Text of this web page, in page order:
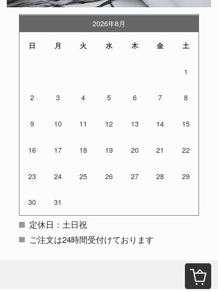
2026年8月
日 月 火 水 木 金 土
1
2 3 4 5 6 7 8
9 10 11 12 13 14 15
16 17 18 19 20 21 22
23 24 25 26 27 28 29
30 31
定休日：土日祝
ご注文は24時間受付けております